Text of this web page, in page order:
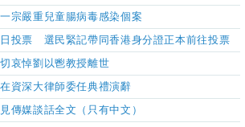
宗嚴重兒童腸病毒感染個案
投票 選民緊記帶同香港身分證正本前往投票
哀悼劉以鬯教授離世
資深大律師委任典禮演辭
傳媒談話全文（只有中文）